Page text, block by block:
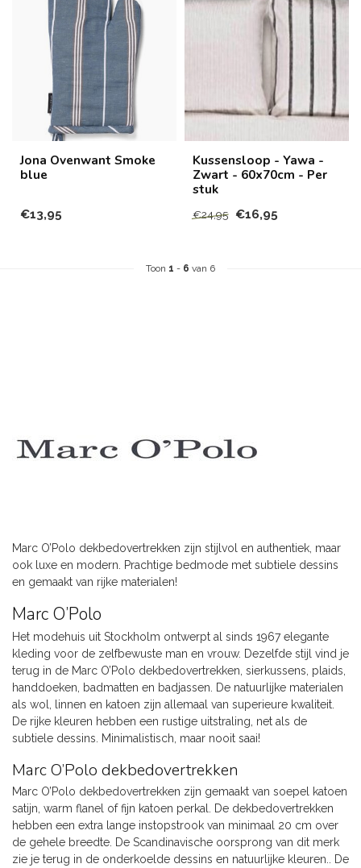
Jona Ovenwant Smoke
blue
€13,95
Kussensloop - Yawa -
Zwart - 60x70cm - Per
stuk
€24,95 €16,95
Toon 1 - 6 van 6
Marc O’Polo dekbedovertrekken zijn stijlvol en authentiek, maar
ook luxe en modern. Prachtige bedmode met subtiele dessins
en gemaakt van rijke materialen!
Marc O’Polo
Het modehuis uit Stockholm ontwerpt al sinds 1967 elegante
kleding voor de zelfbewuste man en vrouw. Dezelfde stijl vind je
terug in de Marc O’Polo dekbedovertrekken, sierkussens, plaids,
handdoeken, badmatten en badjassen. De natuurlijke materialen
als wol, linnen en katoen zijn allemaal van superieure kwaliteit.
De rijke kleuren hebben een rustige uitstraling, net als de
subtiele dessins. Minimalistisch, maar nooit saai!
Marc O’Polo dekbedovertrekken
Marc O’Polo dekbedovertrekken zijn gemaakt van soepel katoen
satijn, warm flanel of fijn katoen perkal. De dekbedovertrekken
hebben een extra lange instopstrook van minimaal 20 cm over
de gehele breedte. De Scandinavische oorsprong van dit merk
zie je terug in de onderkoelde dessins en natuurlijke kleuren.. De